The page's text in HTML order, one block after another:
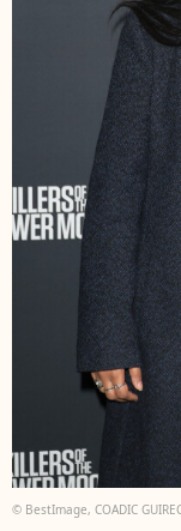
© BestImage, COADIC